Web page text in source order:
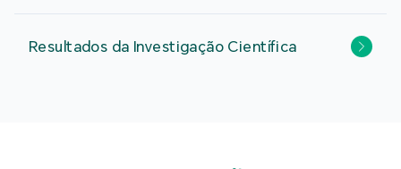
Resultados da Investigação Científica